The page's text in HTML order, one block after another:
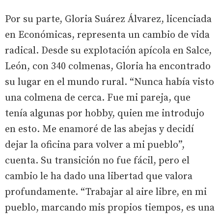
Por su parte, Gloria Suárez Álvarez, licenciada
en Económicas, representa un cambio de vida
radical. Desde su explotación apícola en Salce,
León, con 340 colmenas, Gloria ha encontrado
su lugar en el mundo rural. “Nunca había visto
una colmena de cerca. Fue mi pareja, que
tenía algunas por hobby, quien me introdujo
en esto. Me enamoré de las abejas y decidí
dejar la oficina para volver a mi pueblo”,
cuenta. Su transición no fue fácil, pero el
cambio le ha dado una libertad que valora
profundamente. “Trabajar al aire libre, en mi
pueblo, marcando mis propios tiempos, es una